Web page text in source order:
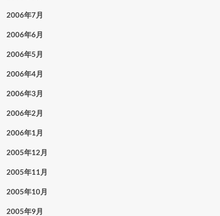
2006年7月
2006年6月
2006年5月
2006年4月
2006年3月
2006年2月
2006年1月
2005年12月
2005年11月
2005年10月
2005年9月